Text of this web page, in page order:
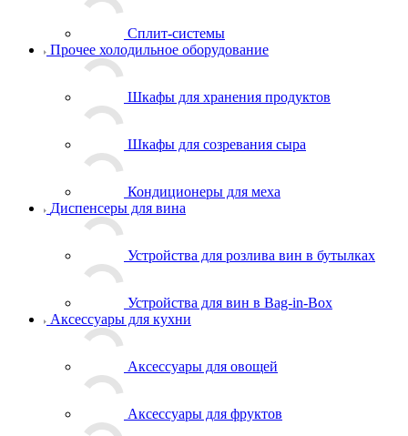
Сплит-системы
Прочее холодильное оборудование
Шкафы для хранения продуктов
Шкафы для созревания сыра
Кондиционеры для меха
Диспенсеры для вина
Устройства для розлива вин в бутылках
Устройства для вин в Bag-in-Box
Аксессуары для кухни
Аксессуары для овощей
Аксессуары для фруктов